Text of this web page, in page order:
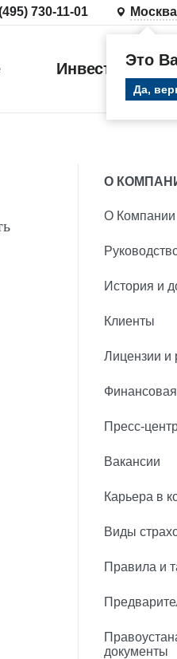
730-11-01 Москва
Это
Да,
Инвестиции
О
О Компании
История и
Клиенты
Лицензии и
Финансовая
Пресс-
Вакансии
Карьера в
Виды
Правила и
документы